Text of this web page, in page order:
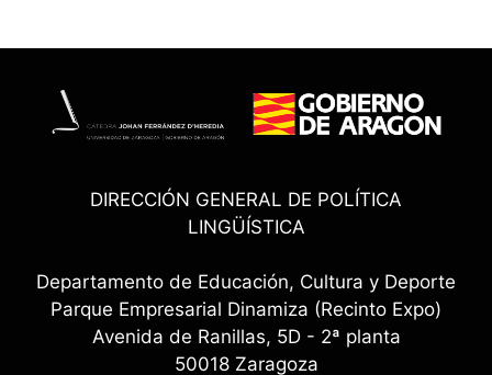
DIRECCIÓN GENERAL DE POLÍTICA
LINGÜÍSTICA
Departamento de Educación, Cultura y Deporte
Parque Empresarial Dinamiza (Recinto Expo)
Avenida de Ranillas, 5D - 2ª planta
50018 Zaragoza